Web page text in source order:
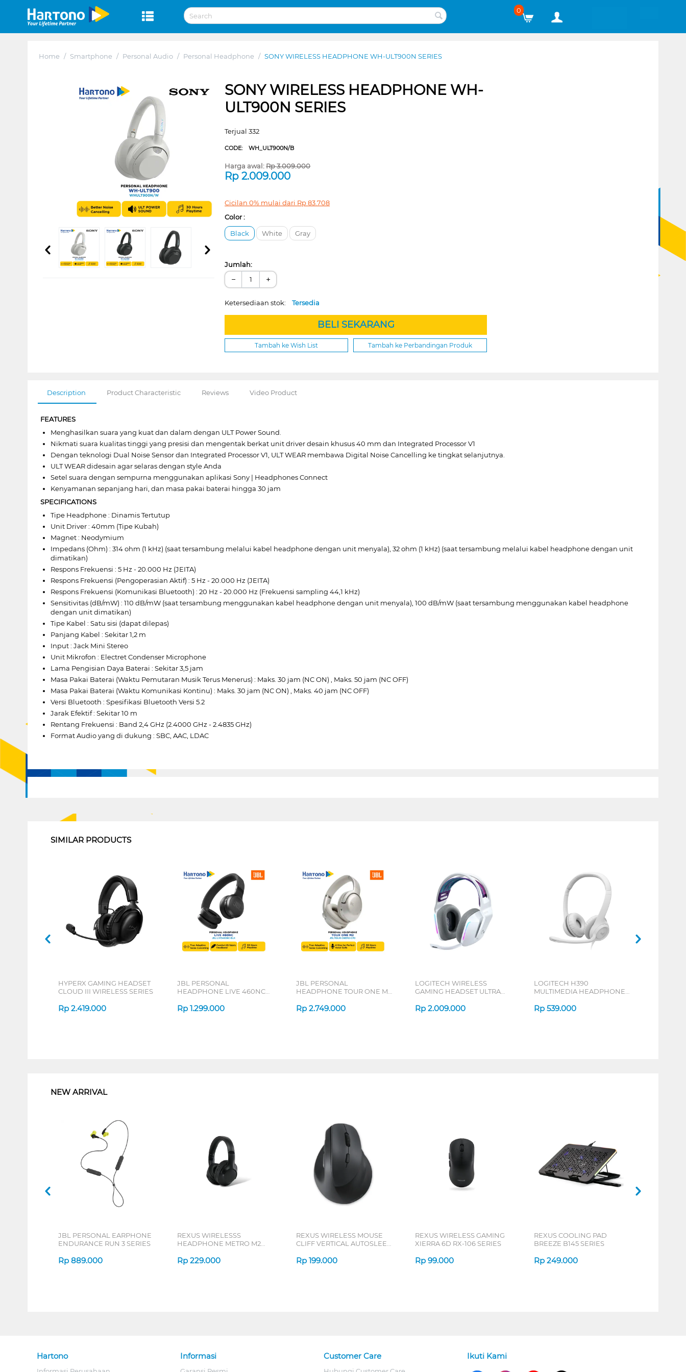
0
Home / Smartphone / Personal Audio / Personal Headphone / SONY WIRELESS HEADPHONE WH-ULT900N SERIES
SONY WIRELESS HEADPHONE WH-
ULT900N SERIES
Terjual 332
CODE:WH_ULT900N/B
Harga awal:Rp3.009.000
Rp2.009.000
Cicilan 0% mulai dari Rp83.708
Color :
Black
White Gray
Jumlah:
− +
Ketersediaan stok:Tersedia
BELI SEKARANG
Tambah ke Wish List Tambah ke Perbandingan Produk
Description Product Characteristic Reviews Video Product
FEATURES
Menghasilkan suara yang kuat dan dalam dengan ULT Power Sound.
Nikmati suara kualitas tinggi yang presisi dan mengentak berkat unit driver desain khusus 40 mm dan Integrated Processor V1
Dengan teknologi Dual Noise Sensor dan Integrated Processor V1, ULT WEAR membawa Digital Noise Cancelling ke tingkat selanjutnya.
ULT WEAR didesain agar selaras dengan style Anda
Setel suara dengan sempurna menggunakan aplikasi Sony | Headphones Connect
Kenyamanan sepanjang hari, dan masa pakai baterai hingga 30 jam
SPECIFICATIONS
Tipe Headphone : Dinamis Tertutup
Unit Driver : 40mm (Tipe Kubah)
Magnet : Neodymium
Impedans (Ohm) : 314 ohm (1 kHz) (saat tersambung melalui kabel headphone dengan unit menyala), 32 ohm (1 kHz) (saat tersambung melalui kabel headphone dengan unit
dimatikan)
Respons Frekuensi : 5 Hz - 20.000 Hz (JEITA)
Respons Frekuensi (Pengoperasian Aktif) : 5 Hz - 20.000 Hz (JEITA)
Respons Frekuensi (Komunikasi Bluetooth) : 20 Hz - 20.000 Hz (Frekuensi sampling 44,1 kHz)
Sensitivitas (dB/mW) : 110 dB/mW (saat tersambung menggunakan kabel headphone dengan unit menyala), 100 dB/mW (saat tersambung menggunakan kabel headphone
dengan unit dimatikan)
Tipe Kabel : Satu sisi (dapat dilepas)
Panjang Kabel : Sekitar 1,2 m
Input : Jack Mini Stereo
Unit Mikrofon : Electret Condenser Microphone
Lama Pengisian Daya Baterai : Sekitar 3,5 jam
Masa Pakai Baterai (Waktu Pemutaran Musik Terus Menerus) : Maks. 30 jam (NC ON) , Maks. 50 jam (NC OFF)
Masa Pakai Baterai (Waktu Komunikasi Kontinu) : Maks. 30 jam (NC ON) , Maks. 40 jam (NC OFF)
Versi Bluetooth : Spesifikasi Bluetooth Versi 5.2
Jarak Efektif : Sekitar 10 m
Rentang Frekuensi : Band 2,4 GHz (2.4000 GHz - 2.4835 GHz)
Format Audio yang di dukung : SBC, AAC, LDAC
SIMILAR PRODUCTS
HYPERX GAMING HEADSET
CLOUD III WIRELESS SERIES
Rp 2.419.000
JBL PERSONAL
HEADPHONE LIVE 460NC
Rp 1.299.000
JBL PERSONAL
HEADPHONE TOUR ONE M2
Rp 2.749.000
LOGITECH WIRELESS
GAMING HEADSET ULTRA
Rp 2.009.000
LOGITECH H390
MULTIMEDIA HEADPHONE
Rp 539.000
NEW ARRIVAL
JBL PERSONAL EARPHONE
ENDURANCE RUN 3 SERIES
Rp 889.000
REXUS WIRELESSS
HEADPHONE METRO M2
Rp 229.000
REXUS WIRELESS MOUSE
CLIFF VERTICAL AUTOSLEEP
Rp 199.000
REXUS WIRELESS GAMING
XIERRA 6D RX-106 SERIES
Rp 99.000
REXUS COOLING PAD
BREEZE B145 SERIES
Rp 249.000
Hartono Informasi Customer Care Ikuti Kami